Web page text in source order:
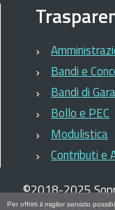
Per offrirti il miglior servizio
Bandi e
Bandi di
Bollo e PEC
Modulistica
Contributi e
©2018-2025